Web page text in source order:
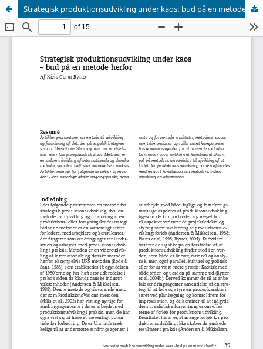
Strategisk produktionsudvikling under kaos: bud på en metode herfor